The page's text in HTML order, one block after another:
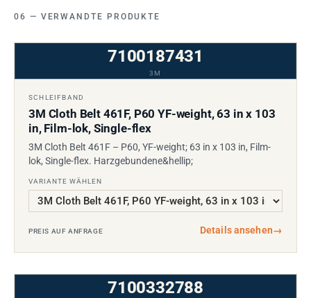
VERWANDTE PRODUKTE
7100187431
3M
SCHLEIFBAND
3M Cloth Belt 461F, P60 YF-weight, 63 in x 103
in, Film-lok, Single-flex
3M Cloth Belt 461F – P60, YF-weight; 63 in x 103 in, Film-
lok, Single-flex. Harzgebundene&hellip;
VARIANTE WÄHLEN
PREIS AUF ANFRAGE Details ansehen→
7100332788